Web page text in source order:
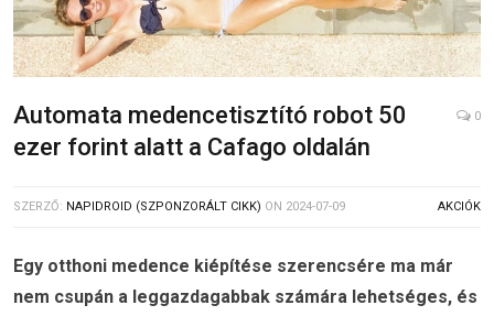
Automata medencetisztító robot 50
ezer forint alatt a Cafago oldalán
0
SZERZŐ: NAPIDROID (SZPONZORÁLT CIKK) ON 2024-07-09 AKCIÓK
Egy otthoni medence kiépítése szerencsére ma már
nem csupán a leggazdagabbak számára lehetséges, és